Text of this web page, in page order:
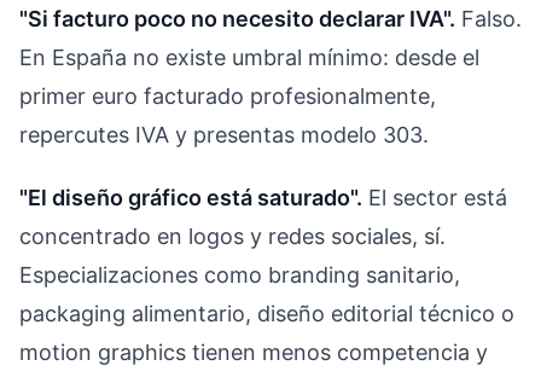
"Si facturo poco no necesito declarar IVA". Falso.
En España no existe umbral mínimo: desde el
primer euro facturado profesionalmente,
repercutes IVA y presentas modelo 303.
"El diseño gráfico está saturado". El sector está
concentrado en logos y redes sociales, sí.
Especializaciones como branding sanitario,
packaging alimentario, diseño editorial técnico o
motion graphics tienen menos competencia y